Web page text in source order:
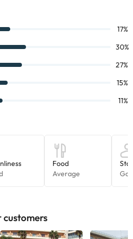
incur an additional charge. You
directly with the property. All the
any questions, please contact us.
customers